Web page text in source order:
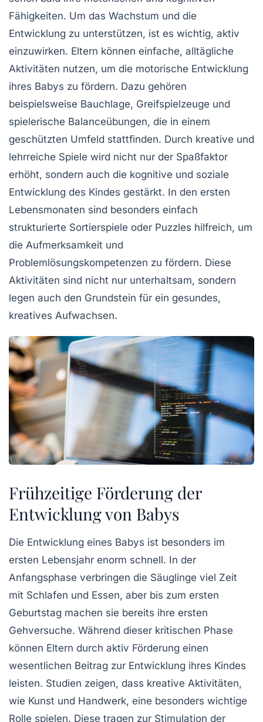
Fähigkeiten. Um das Wachstum und die
Entwicklung zu unterstützen, ist es wichtig, aktiv
einzuwirken. Eltern können einfache, alltägliche
Aktivitäten nutzen, um die motorische Entwicklung
ihres Babys zu fördern. Dazu gehören
beispielsweise Bauchlage, Greifspielzeuge und
spielerische Balanceübungen, die in einem
geschützten Umfeld stattfinden. Durch kreative und
lehrreiche Spiele wird nicht nur der Spaßfaktor
erhöht, sondern auch die kognitive und soziale
Entwicklung des Kindes gestärkt. In den ersten
Lebensmonaten sind besonders einfach
strukturierte Sortierspiele oder Puzzles hilfreich, um
die Aufmerksamkeit und
Problemlösungskompetenzen zu fördern. Diese
Aktivitäten sind nicht nur unterhaltsam, sondern
legen auch den Grundstein für ein gesundes,
kreatives Aufwachsen.
Frühzeitige Förderung der
Entwicklung von Babys
Die Entwicklung eines Babys ist besonders im
ersten Lebensjahr enorm schnell. In der
Anfangsphase verbringen die Säuglinge viel Zeit
mit Schlafen und Essen, aber bis zum ersten
Geburtstag machen sie bereits ihre ersten
Gehversuche. Während dieser kritischen Phase
können Eltern durch aktiv Förderung einen
wesentlichen Beitrag zur Entwicklung ihres Kindes
leisten. Studien zeigen, dass kreative Aktivitäten,
wie Kunst und Handwerk, eine besonders wichtige
Rolle spielen. Diese tragen zur Stimulation der